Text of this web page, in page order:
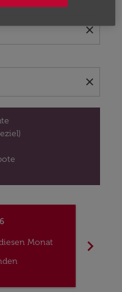
close
close
Monat
chevron_right